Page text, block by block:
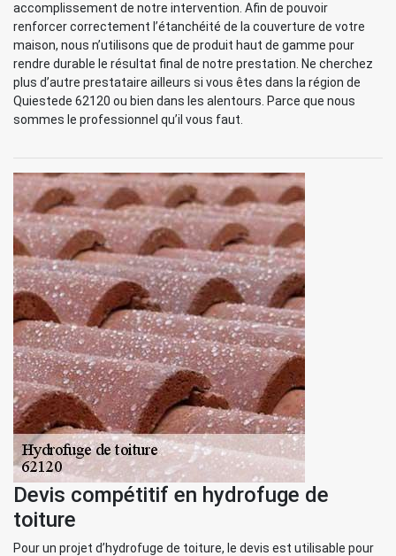
accomplissement de notre intervention. Afin de pouvoir
renforcer correctement l’étanchéité de la couverture de votre
maison, nous n’utilisons que de produit haut de gamme pour
rendre durable le résultat final de notre prestation. Ne cherchez
plus d’autre prestataire ailleurs si vous êtes dans la région de
Quiestede 62120 ou bien dans les alentours. Parce que nous
sommes le professionnel qu’il vous faut.
Devis compétitif en hydrofuge de
toiture
Pour un projet d’hydrofuge de toiture, le devis est utilisable pour